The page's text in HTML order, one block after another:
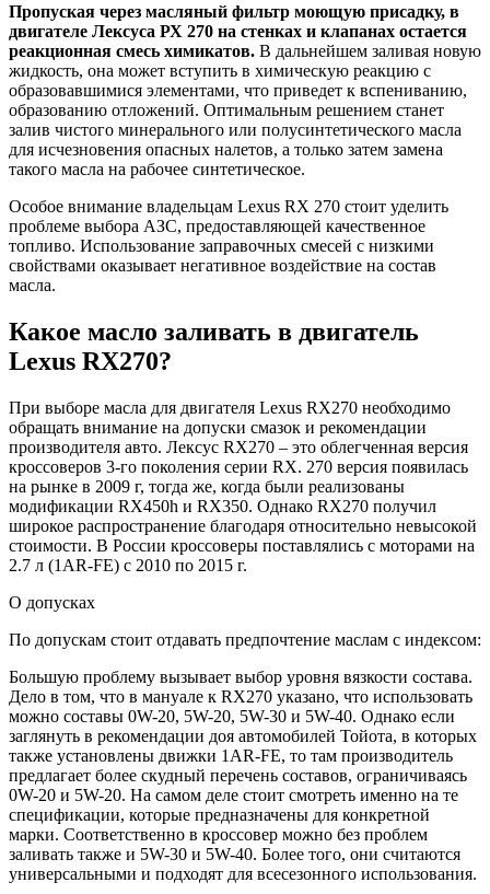
Пропуская через масляный фильтр моющую присадку, в
двигателе Лексуса РХ 270 на стенках и клапанах остается
реакционная смесь химикатов. В дальнейшем заливая новую
жидкость, она может вступить в химическую реакцию с
образовавшимися элементами, что приведет к вспениванию,
образованию отложений. Оптимальным решением станет
залив чистого минерального или полусинтетического масла
для исчезновения опасных налетов, а только затем замена
такого масла на рабочее синтетическое.
Особое внимание владельцам Lexus RX 270 стоит уделить
проблеме выбора АЗС, предоставляющей качественное
топливо. Использование заправочных смесей с низкими
свойствами оказывает негативное воздействие на состав
масла.
Какое масло заливать в двигатель
Lexus RX270?
При выборе масла для двигателя Lexus RX270 необходимо
обращать внимание на допуски смазок и рекомендации
производителя авто. Лексус RX270 – это облегченная версия
кроссоверов 3-го поколения серии RX. 270 версия появилась
на рынке в 2009 г, тогда же, когда были реализованы
модификации RX450h и RX350. Однако RX270 получил
широкое распространение благодаря относительно невысокой
стоимости. В России кроссоверы поставлялись с моторами на
2.7 л (1AR-FE) с 2010 по 2015 г.
О допусках
По допускам стоит отдавать предпочтение маслам с индексом:
Большую проблему вызывает выбор уровня вязкости состава.
Дело в том, что в мануале к RX270 указано, что использовать
можно составы 0W-20, 5W-20, 5W-30 и 5W-40. Однако если
заглянуть в рекомендации доя автомобилей Тойота, в которых
также установлены движки 1AR-FE, то там производитель
предлагает более скудный перечень составов, ограничиваясь
0W-20 и 5W-20. На самом деле стоит смотреть именно на те
спецификации, которые предназначены для конкретной
марки. Соответственно в кроссовер можно без проблем
заливать также и 5W-30 и 5W-40. Более того, они считаются
универсальными и подходят для всесезонного использования.